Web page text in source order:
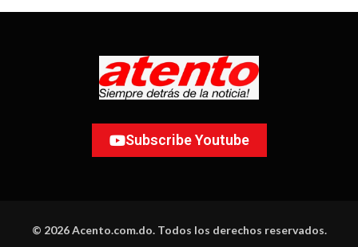
Subscribe Youtube
© 2026 Acento.com.do. Todos los derechos reservados.